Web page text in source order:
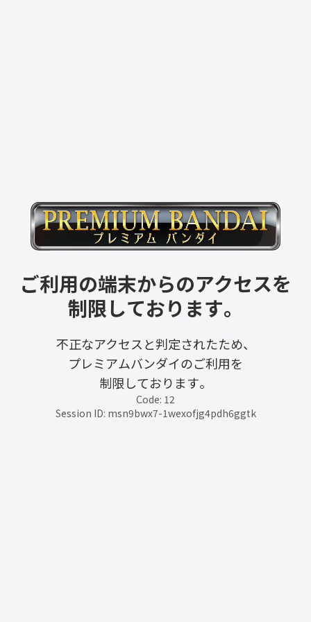
ご利用の端末からのアクセスを
制限しております。
不正なアクセスと判定されたため、
プレミアムバンダイのご利用を
制限しております。
Code: 12
Session ID: msn9bwx7-1wexofjg4pdh6ggtk